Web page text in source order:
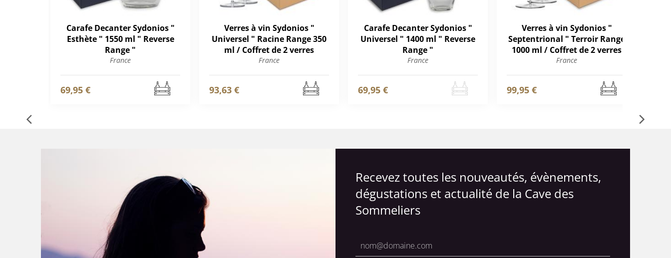
Carafe Decanter Sydonios "
Esthète " 1550 ml " Reverse
Range "
France
69,95 €
Verres à vin Sydonios "
Universel " Racine Range 350
ml / Coffret de 2 verres
France
93,63 €
Carafe Decanter Sydonios "
Universel " 1400 ml " Reverse
Range "
France
69,95 €
Verres à vin Sydonios "
Septentrional " Terroir Range
1000 ml / Coffret de 2 verres
France
99,95 €
Recevez toutes les nouveautés, évènements,
dégustations et actualité de la Cave des
Sommeliers